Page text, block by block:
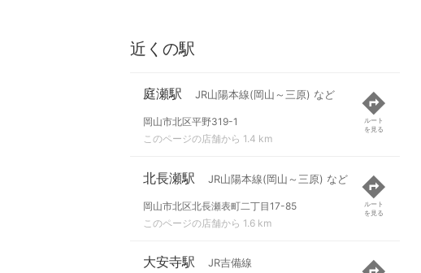
近くの駅
庭瀬駅 JR山陽本線(岡山～三原) など
岡山市北区平野319-1
このページの店舗から 1.4 km
ルート
を見る
北長瀬駅 JR山陽本線(岡山～三原) など
岡山市北区北長瀬表町二丁目17-85
このページの店舗から 1.6 km
ルート
を見る
大安寺駅 JR吉備線